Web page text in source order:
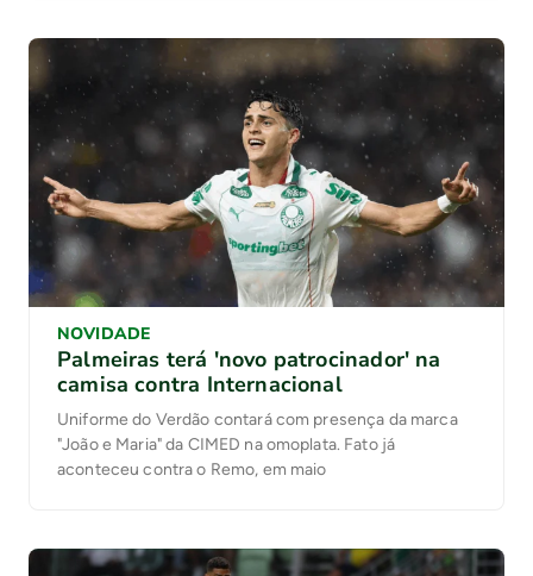
NOVIDADE
Palmeiras terá 'novo patrocinador' na
camisa contra Internacional
Uniforme do Verdão contará com presença da marca
"João e Maria" da CIMED na omoplata. Fato já
aconteceu contra o Remo, em maio